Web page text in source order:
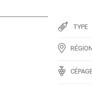
TYPE
RÉGION